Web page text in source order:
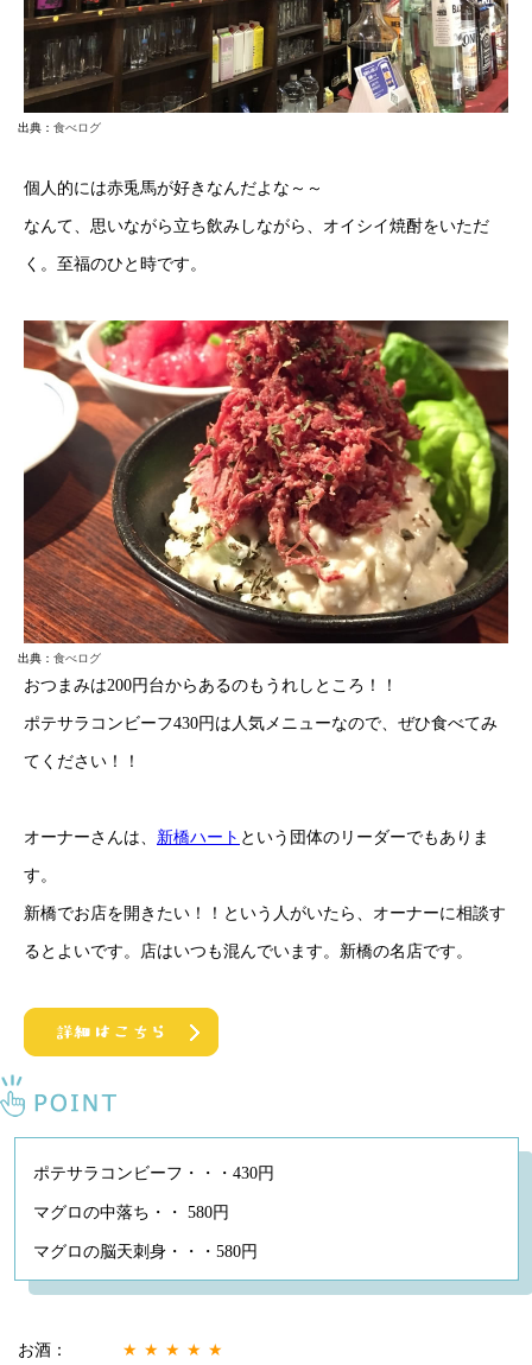
出典： 食べログ
個人的には赤兎馬が好きなんだよな～～
なんて、思いながら立ち飲みしながら、オイシイ焼酎をいただ
く。至福のひと時です。
出典： 食べログ
おつまみは200円台からあるのもうれしところ！！
ポテサラコンビーフ430円は人気メニューなので、ぜひ食べてみ
てください！！
オーナーさんは、 新橋ハート という団体のリーダーでもありま
す。
新橋でお店を開きたい！！という人がいたら、オーナーに相談す
るとよいです。店はいつも混んでいます。新橋の名店です。
ポテサラコンビーフ・・・430円
マグロの中落ち・・ 580円
マグロの脳天刺身・・・580円
お酒： ★★★★★